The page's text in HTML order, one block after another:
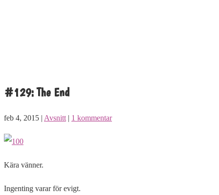
#129: The End
feb 4, 2015 | Avsnitt | 1 kommentar
Kära vänner.
Ingenting varar för evigt.